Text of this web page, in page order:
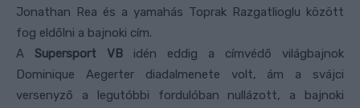
Jonathan Rea és a yamahás Toprak Razgatlioglu között
fog eldőlni a bajnoki cím.
A Supersport VB idén eddig a címvédő világbajnok
Dominique Aegerter diadalmenete volt, ám a svájci
versenyző a legutóbbi fordulóban nullázott, a bajnoki